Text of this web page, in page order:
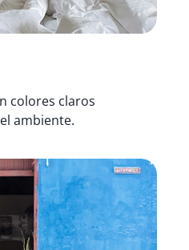
colores claros
ambiente.